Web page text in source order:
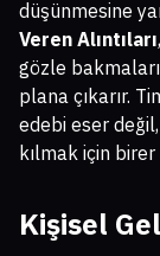
düşünmesine
Veren Alıntıları
gözle
plana çıkarır.
edebi eser
kılmak için birer
Kişisel